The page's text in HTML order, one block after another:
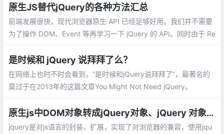
名称的事件。rigger(type[，data])方法有两
个参数
原生JS替代jQuery的各种方法汇总
前端发展很快，现代浏览器原生 API 已经足够好用。我们并不需要
为了操作 DOM、Event 等再学习一下 jQuery 的 API。同时由于 Re
式，jQuery 使用场景大大减少。
是时候和 jQuery 说拜拜了么？
在网络上也时不时会看到，“是时候和jQuery说拜拜了”，最著名的
莫过于在2013年的这篇文章You Might Not Need jQuery。
原生js中DOM对象转成jQuery对象、jQuery 对象转成 DOM 对象的实现
jquery是对js语言的封装、扩展，实现了对浏览器的兼容，使用jqu